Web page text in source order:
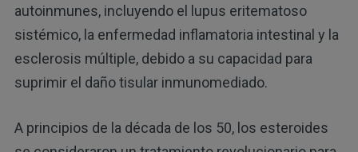
autoinmunes, incluyendo el lupus eritematoso
sistémico, la enfermedad inflamatoria intestinal y la
esclerosis múltiple, debido a su capacidad para
suprimir el daño tisular inmunomediado.
A principios de la década de los 50, los esteroides